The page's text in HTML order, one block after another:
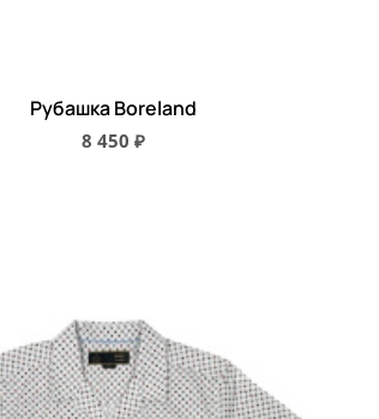
Рубашка Boreland
8 450 ₽